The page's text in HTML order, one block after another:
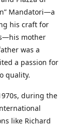
Mandatori—a
his craft for
mother
was a
a passion for
quality.
during the
like Richard